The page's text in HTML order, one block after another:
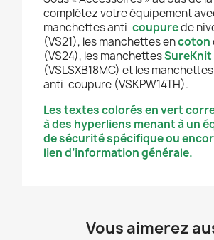
complétez votre équipement
manchettes anti-coupurede
(VS21), les manchettes encoton
(VS24), les manchettesSureKnit
(VSLSXB18MC) et les manchettes
anti-coupure (VSKPW14TH).
Les textes colorés en vert
à des hyperliens menant à un
de sécurité spécifique ou
lien d’information générale.
Vous aimerez